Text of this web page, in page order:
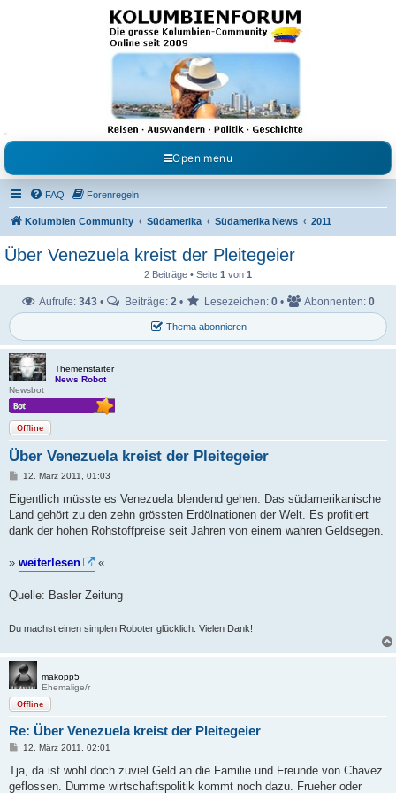
Kolumbienforum - Das
grosse Forum der
Freunde Kolumbiens
Reisen, Auswandern, Kultur, Politik, Geschichte und Visum in Kolumbien und Venezuela.
Austausch, Erfahrungen und Gemeinschaft im Kolumbienforum
Open menu
FAQ Forenregeln
Kolumbien Community Südamerika Südamerika News 2011
Über Venezuela kreist der Pleitegeier
2 Beiträge • Seite 1 von 1
Thema abonnieren
Aufrufe: 343 • Beiträge: 2 • Lesezeichen: 0 • Abonnenten: 0
Themenstarter
News Robot
Newsbot
Offline
Über Venezuela kreist der Pleitegeier
B
i
t
r
a
12. März 2011, 01:03
Eigentlich müsste es Venezuela blendend gehen: Das südamerikanische
Land gehört zu den zehn grössten Erdölnationen der Welt. Es profitiert
dank der hohen Rohstoffpreise seit Jahren von einem wahren Geldsegen.
» weiterlesen «
Quelle: Basler Zeitung
Du machst einen simplen Roboter glücklich. Vielen Dank!
makopp5
Ehemalige/r
Offline
Re: Über Venezuela kreist der Pleitegeier
B
i
r
12. März 2011, 02:01
Tja, da ist wohl doch zuviel Geld an die Familie und Freunde von Chavez
geflossen. Dumme wirtschaftspolitik kommt noch dazu. Frueher oder